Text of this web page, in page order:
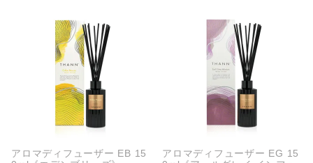
アロマディフューザー EB 15
アロマディフューザー EG 15